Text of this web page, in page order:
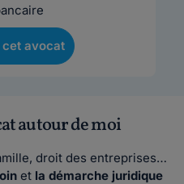
avocat
autour de moi
droit des entreprises…
et la démarche juridique